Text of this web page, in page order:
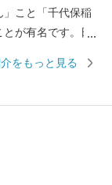
」こと「千代保稲
が有名です。日
ぎない、何をす
をもっと見る